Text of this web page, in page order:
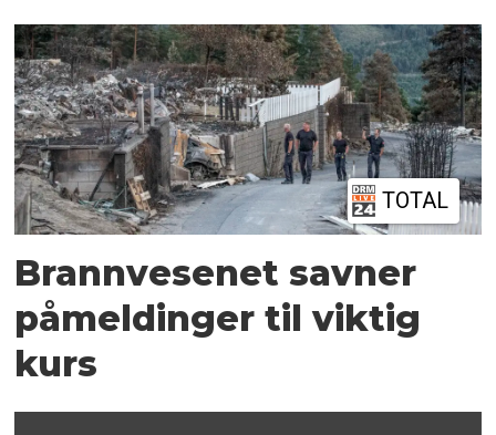
TOTAL
Brannvesenet savner
påmeldinger til viktig
kurs